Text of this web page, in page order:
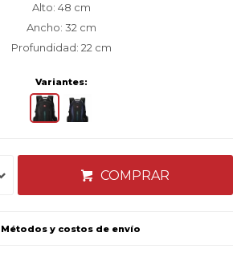
Alto: 48 cm
Ancho: 32 cm
Profundidad: 22 cm
Variantes:
COMPRAR
Métodos y costos de envío